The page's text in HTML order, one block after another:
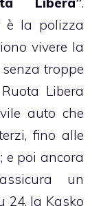
è la polizza
vivere la
troppe
Libera
auto che
fino alle
e poi ancora
un
24, la Kasko